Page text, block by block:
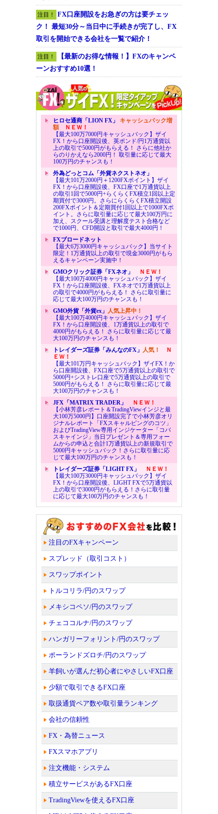
注目！
FX口座開設をお急ぎの方は要チェッ
ク！ 最短30分～当日中に手続きが完了し、FX
取引を開始できる会社を一覧で紹介！
注目！
【最新のお得な情報！】FXのキャンペ
ーンおすすめ10選！
ヒロセ通商「LION FX」 キャッシュバック増
額ＮＥＷ！
【最大100万7000円キャッシュバック】ザイ
FX！から口座開設後、英ポンド/円1万通貨以
上の取引で5000円がもらえる！ さらに他社か
らのりかえなら2000円！ 取引量に応じて最大
100万円のチャンスも！
外為どっとコム「外貨ネクストネオ」
【最大101万2000円＋1200FXポイント】ザイ
FX！から口座開設後、FX口座で1万通貨以上
の取引1回で5000円+らくらくFX積立1回以上定
期買付で3000円。さらにらくらくFX積立開設
200FXポイント＆定期買付1回以上で1000FXポ
イント。さらに取引量に応じて最大100万円に
加え、スクール受講と理解度テスト合格など
で1000円、CFD開設と取引で最大4000円！
FXブロードネット
【最大6万3000円キャッシュバック】当サイト
限定！1万通貨以上の取引で現金3000円がもら
えるキャンペーン実施中！
GMOクリック証券「FXネオ」
ＮＥＷ！
【最大100万4000円キャッシュバック】ザイ
FX！から口座開設後、FXネオで1万通貨以上
の取引で4000円がもらえる！ さらに取引量に
応じて最大100万円のチャンスも！
GMO外貨「外貨ex」 人気上昇中！
【最大100万4000円キャッシュバック】ザイ
FX！から口座開設後、1万通貨以上の取引で
4000円がもらえる！ さらに取引量に応じて最
大100万円のチャンスも！
トレイダーズ証券「みんなのFX」 人気！
Ｎ
ＥＷ！
【最大101万円キャッシュバック】ザイFX！か
ら口座開設後、FX口座で5万通貨以上の取引で
5000円+シストレ口座で5万通貨以上の取引で
5000円がもらえる！ さらに取引量に応じて最
大100万円のチャンスも！
JFX「MATRIX TRADER」
ＮＥＷ！
【小林芳彦レポート＆TradingViewインジと最
大100万5000円】口座開設完了で小林芳彦オリ
ジナルレポート「FXスキャルピングのコツ」
およびTradingView専用インジケーター「コバ
スキャインジ」当日プレゼント＆専用フォー
ムからの申込と合計1万通貨以上の新規取引で
5000円キャッシュバック！さらに取引量に応
じて最大100万円のチャンスも！
トレイダーズ証券「LIGHT FX」
ＮＥＷ！
【最大100万3000円キャッシュバック】ザイ
FX！から口座開設後、LIGHT FXで5万通貨以
上の取引で3000円がもらえる！さらに取引量
に応じて最大100万円のチャンスも！
注目のFXキャンペーン
スプレッド（取引コスト）
スワップポイント
トルコリラ/円のスワップ
メキシコペソ/円のスワップ
チェココルナ/円のスワップ
ハンガリーフォリント/円のスワップ
ポーランドズロチ/円のスワップ
羊飼いが選んだ初心者にやさしいFX口座
少額で取引できるFX口座
取扱通貨ペア数や取引量ランキング
会社の信頼性
FX・為替ニュース
FXスマホアプリ
注文機能・システム
積立サービスがあるFX口座
TradingViewを使えるFX口座